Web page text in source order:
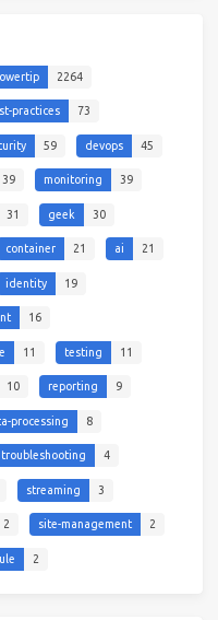
2264
practices 73
59 devops 45
39 monitoring 39
31 geek 30
container 21 ai 21
identity 19
16
11 testing 11
10 reporting 9
processing 8
troubleshooting 4
streaming 3
2 site-management 2
2